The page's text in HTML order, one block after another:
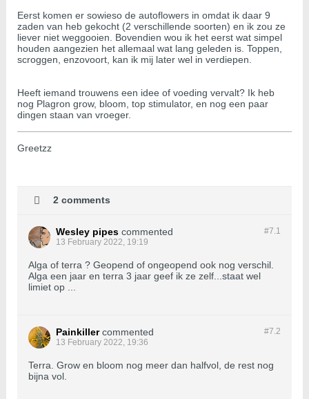
Eerst komen er sowieso de autoflowers in omdat ik daar 9
zaden van heb gekocht (2 verschillende soorten) en ik zou ze
liever niet weggooien. Bovendien wou ik het eerst wat simpel
houden aangezien het allemaal wat lang geleden is. Toppen,
scroggen, enzovoort, kan ik mij later wel in verdiepen.
Heeft iemand trouwens een idee of voeding vervalt? Ik heb
nog Plagron grow, bloom, top stimulator, en nog een paar
dingen staan van vroeger.
Greetzz
2 comments
#7.1
Wesley pipes commented
13 February 2022, 19:19
Alga of terra ? Geopend of ongeopend ook nog verschil.
Alga een jaar en terra 3 jaar geef ik ze zelf...staat wel
limiet op ...
#7.2
Painkiller commented
13 February 2022, 19:36
Terra. Grow en bloom nog meer dan halfvol, de rest nog
bijna vol.